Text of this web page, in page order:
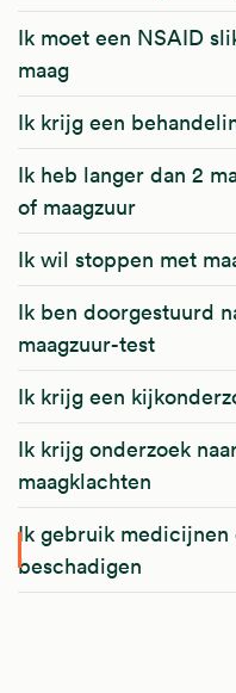
Ik moet een NSAID
maag
Ik krijg een
Ik heb langer dan 2
of maagzuur
Ik wil stoppen met
Ik ben doorgestuurd
maagzuur-test
Ik krijg een
Ik krijg onderzoek
maagklachten
Ik gebruik medicijnen
beschadigen